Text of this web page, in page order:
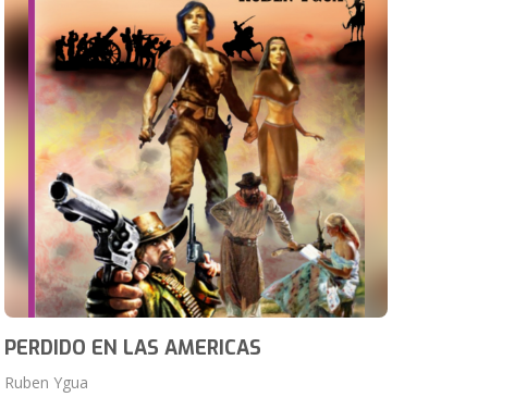
PERDIDO EN LAS AMERICAS
Ruben Ygua